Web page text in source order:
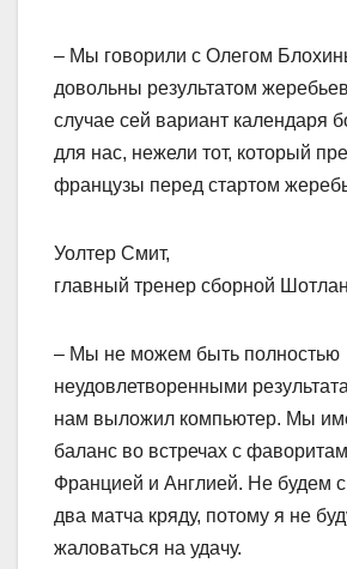
– Мы говорили с Олегом
довольны результатом
случае сей вариант календаря
для нас, нежели тот, который
французы перед стартом
Уолтер Смит,
главный тренер сборной
– Мы не можем быть полностью
неудовлетворенными
нам выложил компьютер. Мы
баланс во встречах с
Францией и Англией. Не будем
два матча кряду, потому я не
жаловаться на удачу.